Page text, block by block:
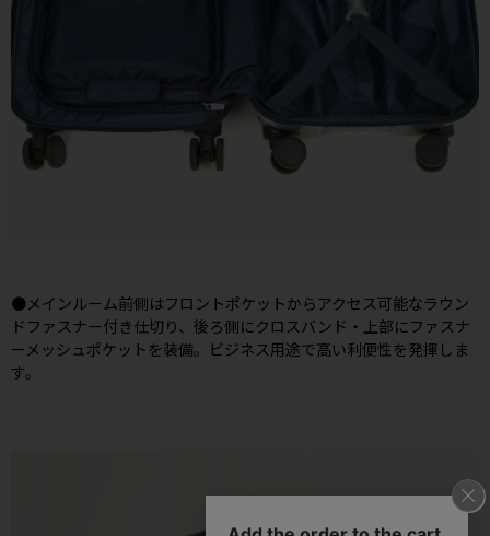
●メインルーム前側はフロントポケットからアクセス可能なラウン
ドファスナー付き仕切り、後ろ側にクロスバンド・上部にファスナ
ーメッシュポケットを装備。ビジネス用途で高い利便性を発揮しま
す。